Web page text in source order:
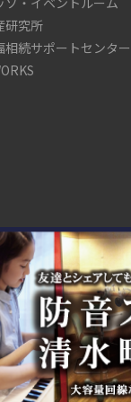
研究所
相続サポートセンター